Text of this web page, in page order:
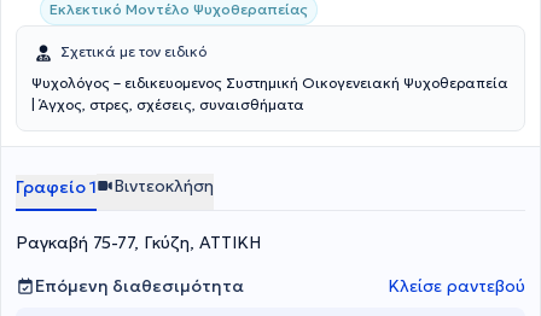
Εκλεκτικό Μοντέλο Ψυχοθεραπείας
Σχετικά με τον ειδικό
Ψυχολόγος – ειδικευομενος Συστημική Οικογενειακή Ψυχοθεραπεία
| Άγχος, στρες, σχέσεις, συναισθήματα
Γραφείο 1 Βιντεοκλήση
Ραγκαβή 75-77, Γκύζη, ΑΤΤΙΚΗ
Επόμενη διαθεσιμότητα
Κλείσε ραντεβού